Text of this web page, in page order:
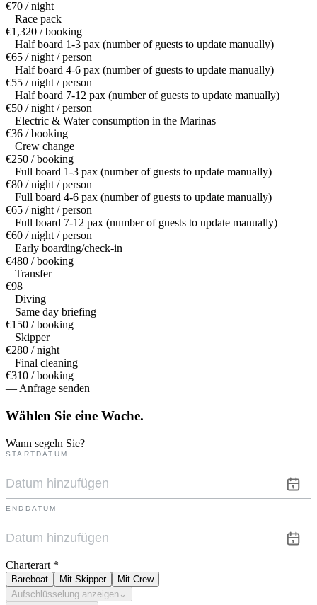
€70 / night
Race pack
€1,320 / booking
Half board 1-3 pax (number of guests to update manually)
€65 / night / person
Half board 4-6 pax (number of guests to update manually)
€55 / night / person
Half board 7-12 pax (number of guests to update manually)
€50 / night / person
Electric & Water consumption in the Marinas
€36 / booking
Crew change
€250 / booking
Full board 1-3 pax (number of guests to update manually)
€80 / night / person
Full board 4-6 pax (number of guests to update manually)
€65 / night / person
Full board 7-12 pax (number of guests to update manually)
€60 / night / person
Early boarding/check-in
€480 / booking
Transfer
€98
Diving
Same day briefing
€150 / booking
Skipper
€280 / night
Final cleaning
€310 / booking
— Anfrage senden
Wählen Sie eine Woche.
Wann segeln Sie?
STARTDATUM
ENDDATUM
Charterart *
Bareboat Mit Skipper
Mit Crew
Aufschlüsselung anzeigen ⌄